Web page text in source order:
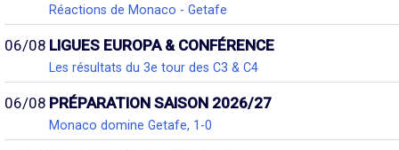
Réactions de Monaco - Getafe
06/08 LIGUES EUROPA & CONFÉRENCE
Les résultats du 3e tour des C3 & C4
06/08 PRÉPARATION SAISON 2026/27
Monaco domine Getafe, 1-0